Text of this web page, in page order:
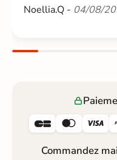
Noellia.Q - 04/08/
  
Commandez